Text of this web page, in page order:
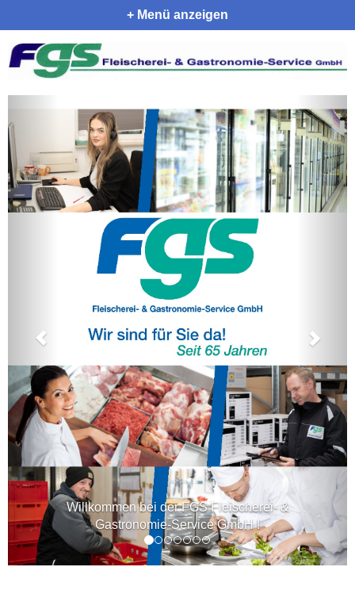
Menüanzeigen
Willkommen bei der FGS Fleischerei- &
Gastronomie-Service GmbH !